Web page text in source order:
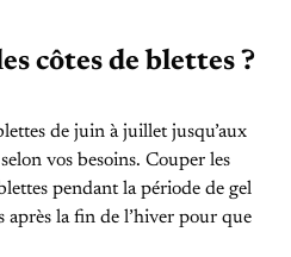
côtes de blettes ?
de juin à juillet jusqu’aux
vos besoins. Couper les
pendant la période de gel
après la fin de l’hiver pour que